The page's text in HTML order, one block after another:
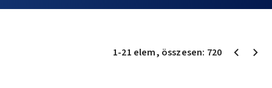
1-21 elem, összesen: 720